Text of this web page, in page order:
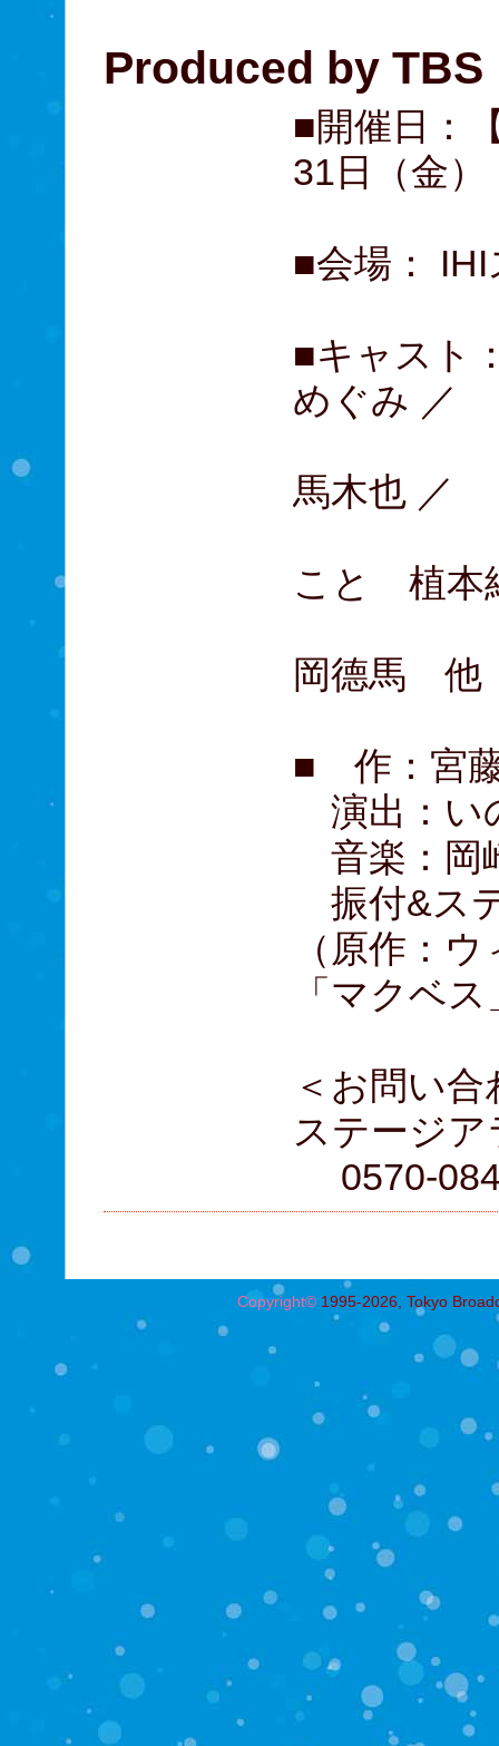
Produced by TBS
■開催日：
31日（金）
■会場：
■キャスト
めぐみ ／
馬木也 ／
こと 植本
岡德馬 他
■ 作：宮
演出：い
音楽：岡
振付&ス
（原作：
「マクベ
＜お問い合
ステージ
0570-
Copyright©1995-2026, Tokyo